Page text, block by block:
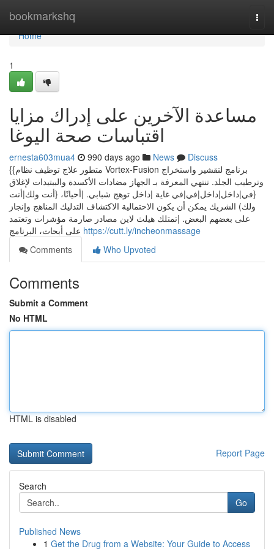
bookmarkshq
Home
Home
1
مساعدة الآخرين على إدراك مزايا
اقتباسات صحة اليوغا
ernesta603mua4 990 days ago News
Discuss
{{متطور علاج توظيف نظام Vortex-Fusion برنامج لتقشير واستخراج
وترطيب الجلد. تنتهي المعرفة بـ الجهاز مضادات الأكسدة والببتيدات لإغلاق
{في|داخل|داخل|في|في غاية |داخل توهج شبابي. |أحيانًا، {أنت ولك|أنت
ولك) الشريك يمكن أن يكون الاحتمالية الاكتشاف التدليك المناهج وإنجاز
على بعضهم البعض. |تمتلك هيلث لاين مصادر صارمة مؤشرات وتعتمد
https://cutt.ly/incheonmassage
Comments
Who Upvoted
Comments
Submit a Comment
No HTML
HTML is disabled
Report Page
Search
Go
Published News
1 Get the Drug from a Website: Your Guide to Access